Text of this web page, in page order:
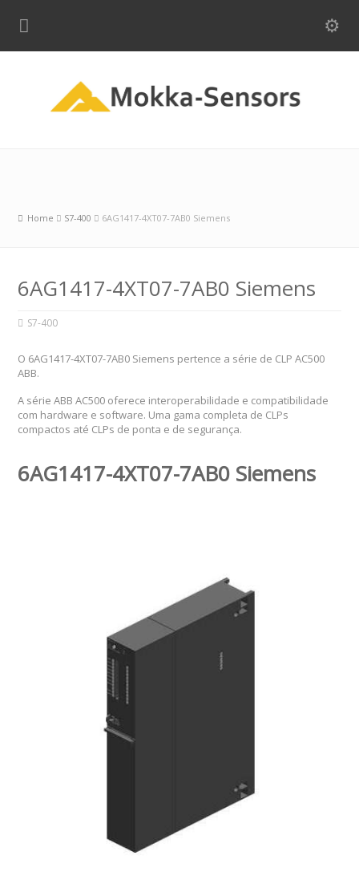
Home S7-400 6AG1417-4XT07-7AB0 Siemens
6AG1417-4XT07-7AB0 Siemens
S7-400
O 6AG1417-4XT07-7AB0 Siemens pertence a série de CLP AC500
ABB.
A série ABB AC500 oferece interoperabilidade e compatibilidade
com hardware e software. Uma gama completa de CLPs
compactos até CLPs de ponta e de segurança.
6AG1417-4XT07-7AB0 Siemens